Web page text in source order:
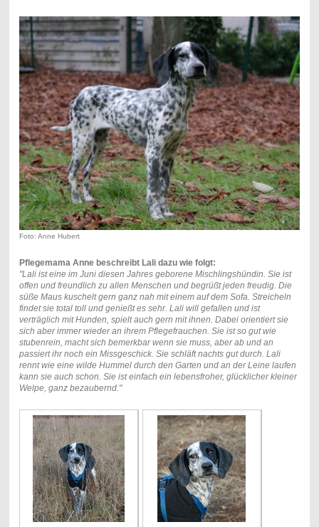
Foto: Anne Hubert
Pflegemama Anne beschreibt Lali dazu wie folgt:
"Lali ist eine im Juni diesen Jahres geborene Mischlingshündin. Sie ist
offen und freundlich zu allen Menschen und begrüßt jeden freudig. Die
süße Maus kuschelt gern ganz nah mit einem auf dem Sofa. Streicheln
findet sie total toll und genießt es sehr. Lali will gefallen und ist
verträglich mit Hunden, spielt auch gern mit ihnen. Dabei orientiert sie
sich aber immer wieder an ihrem Pflegefrauchen. Sie ist so gut wie
stubenrein, macht sich bemerkbar wenn sie muss, aber ab und an
passiert ihr noch ein Missgeschick. Sie schläft nachts gut durch. Lali
rennt wie eine wilde Hummel durch den Garten und an der Leine laufen
kann sie auch schon. Sie ist einfach ein lebensfroher, glücklicher kleiner
Welpe, ganz bezaubernd."